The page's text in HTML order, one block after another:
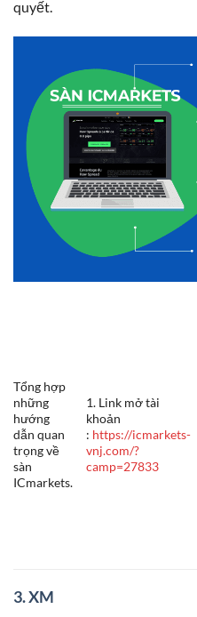
quyết.
Tổng hợp
những
hướng
dẫn quan
trọng về
sàn
ICmarkets.
1. Link mở tài
khoản
: https://icmarkets-
vnj.com/?
camp=27833
3. XM